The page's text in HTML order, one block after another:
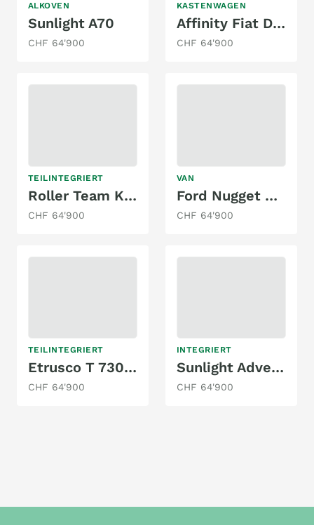
ALKOVEN
Sunlight A70
CHF 64'900
KASTENWAGEN
Affinity Fiat Ducato DUO
CHF 64'900
TEILINTEGRIERT
Roller Team Kronos 285 TL - Modelljahr 2026
CHF 64'900
VAN
Ford Nugget Westfalia L1
CHF 64'900
TEILINTEGRIERT
Etrusco T 7300SB
CHF 64'900
INTEGRIERT
Sunlight Adventure I 67S
CHF 64'900